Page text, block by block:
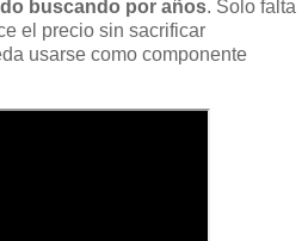
buscando por años. Solo falta
el precio sin sacrificar
usarse como componente